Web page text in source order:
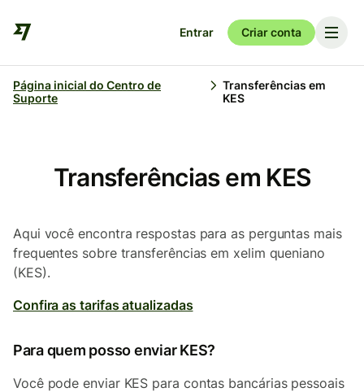
Entrar Criar conta
Página inicial do Centro de
Suporte
Transferências em
KES
Transferências em KES
Aqui você encontra respostas para as perguntas mais
frequentes sobre transferências em xelim queniano
(KES).
Confira as tarifas atualizadas
Para quem posso enviar KES?
Você pode enviar KES para contas bancárias pessoais